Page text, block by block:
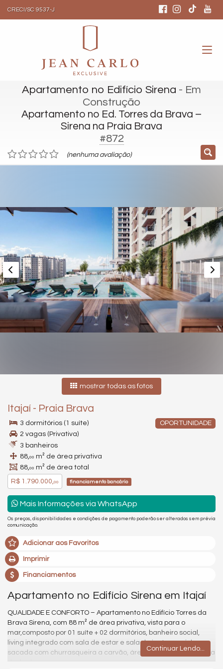
CRECI/SC 9537-J
Apartamento no Edifício Sirena - Em
Construção
Apartamento no Ed. Torres da Brava –
Sirena na Praia Brava
#872
(nenhuma avaliação)
mostrar todas as fotos
Itajaí - Praia Brava
OPORTUNIDADE
3 dormitórios (1 suíte)
2 vagas (Privativa)
3 banheiros
88,00 m² de área privativa
88,00 m² de área total
R$ 1.790.000,00 financiamento bancário
Mais Informações via WhatsApp
Os preços, disponibilidades e condições de pagamento poderão ser alterados sem prévia
comunicação.
Adicionar aos Favoritos
Imprimir
Financiamentos
Apartamento no Edifício Sirena em Itajaí
QUALIDADE E CONFORTO – Apartamento no Edifício Torres da
Brava Sirena, com 88 m² de área privativa, vista para o
mar,composto por 01 suíte + 02 dormitórios, banheiro social,
living integrado com sala de estar e sala de jantar, cozinha,
sacada com churrasqueira a carvão, área de serviço e 01 vaga
Continuar Lendo...